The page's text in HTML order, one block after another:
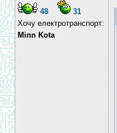
48
31
Хочу електротранспорт:
Minn Kota